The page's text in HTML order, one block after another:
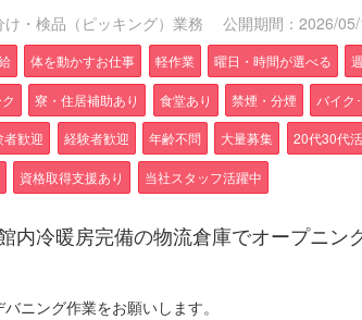
・検品（ピッキング）業務 公開期間：2026/
体を動かすお仕事 軽作業 曜日・時間が選べる
寮・住居補助あり 食堂あり 禁煙・分煙 バイク
者歓迎 経験者歓迎 年齢不問 大量募集 20代30代
資格取得支援あり 当社スタッフ活躍中
内冷暖房完備の物流倉庫でオープニン
ニング作業をお願いします。